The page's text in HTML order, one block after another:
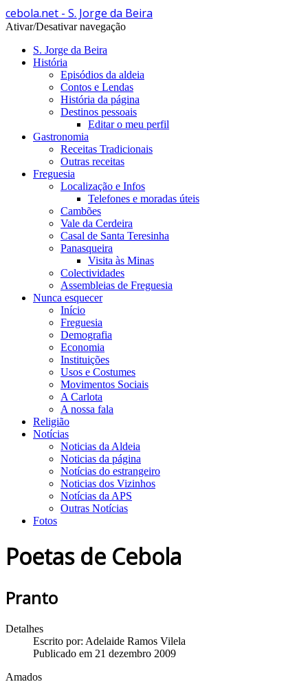
cebola.net - S. Jorge da Beira
Ativar/Desativar navegação
S. Jorge da Beira
História
Episódios da aldeia
Contos e Lendas
História da página
Destinos pessoais
Editar o meu perfil
Gastronomia
Receitas Tradicionais
Outras receitas
Freguesia
Localização e Infos
Telefones e moradas úteis
Cambões
Vale da Cerdeira
Casal de Santa Teresinha
Panasqueira
Visita às Minas
Colectividades
Assembleias de Freguesia
Nunca esquecer
Início
Freguesia
Demografia
Economia
Instituições
Usos e Costumes
Movimentos Sociais
A Carlota
A nossa fala
Religião
Notícias
Noticias da Aldeia
Noticias da página
Notícias do estrangeiro
Noticias dos Vizinhos
Notícias da APS
Outras Notícias
Fotos
Poetas de Cebola
Pranto
Detalhes
Escrito por: Adelaide Ramos Vilela
Publicado em 21 dezembro 2009
Amados